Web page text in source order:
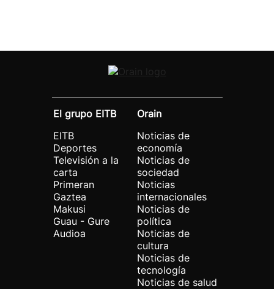
El grupo EITB
EITB
Deportes
Televisión a la
carta
Primeran
Gaztea
Makusi
Guau - Gure
Audioa
Orain
Noticias de
economía
Noticias de
sociedad
Noticias
internacionales
Noticias de
política
Noticias de
cultura
Noticias de
tecnología
Noticias de salud